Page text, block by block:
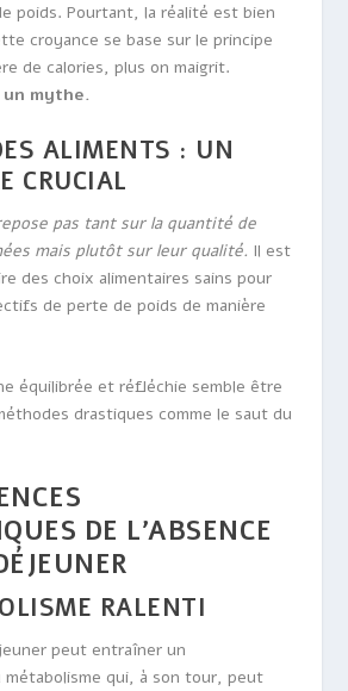
poids. Pourtant, la réalité est bien
croyance se base sur le principe
de calories, plus on maigrit.
un mythe.
ALIMENTS : UN
CRUCIAL
pas tant sur la quantité de
mais plutôt sur leur qualité. Il est
des choix alimentaires sains pour
de perte de poids de manière
équilibrée et réfléchie semble être
drastiques comme le saut du
DE L’ABSENCE
RALENTI
peut entraîner un
qui, à son tour, peut